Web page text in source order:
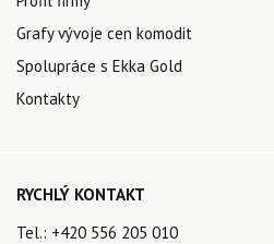
Grafy vývoje cen komodit
Spolupráce s Ekka Gold
Kontakty
RYCHLÝ KONTAKT
Tel.: +420 556 205 010